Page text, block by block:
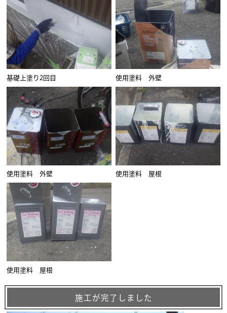
基礎上塗り2回目 使用塗料 外壁
使用塗料 外壁 使用塗料 屋根
使用塗料 屋根
施工が完了しました